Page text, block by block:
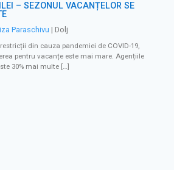
– SEZONUL VACANȚELOR SE
Paraschivu | Dolj
din cauza pandemiei de COVID-19,
pentru vacanțe este mai mare. Agențiile
30% mai multe […]